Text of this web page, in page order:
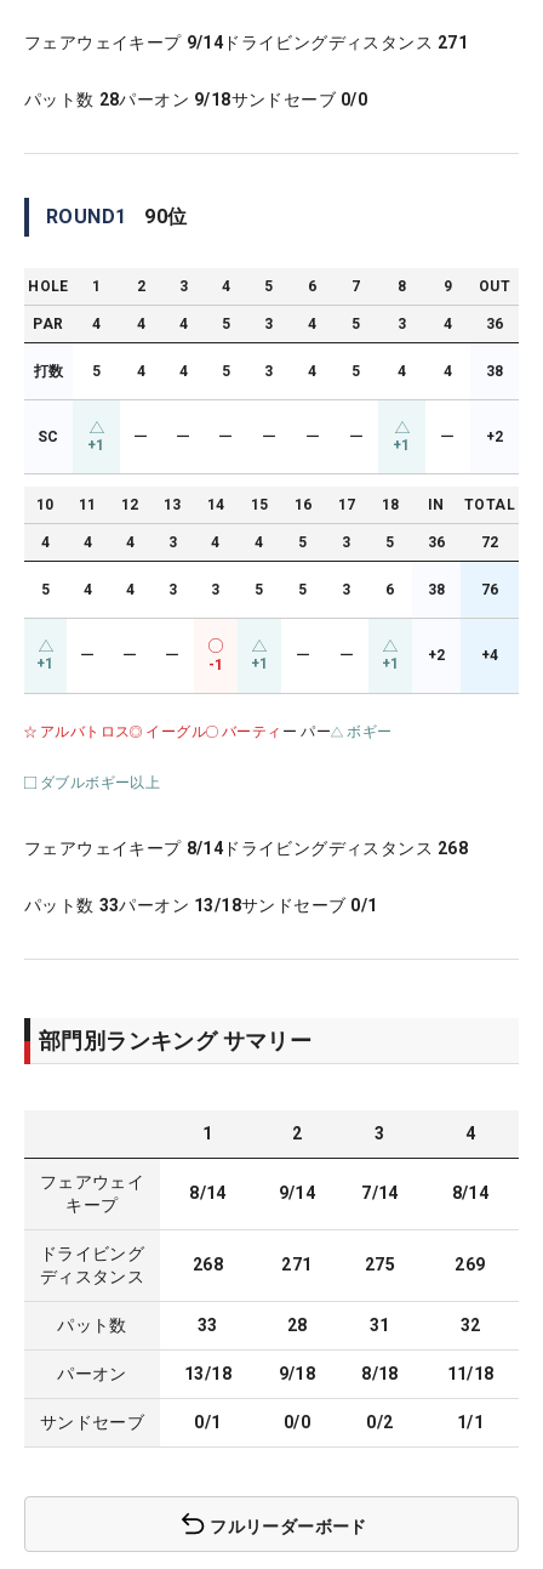
フェアウェイキープ 9/14 ドライビングディスタンス 271
パット数 28パーオン 9/18サンドセーブ 0/0
ROUND1 90位
HOLE 1 2 3 4 5 6 7 8 9 OUT
PAR 4 4 4 5 3 4 5 3 4 36
打数 5 4 4 5 3 4 5 4 4 38
SC +1 ー ー ー ー ー ー +1 ー +2
10 11 12 13 14 15 16 17 18 IN TOTAL
4 4 4 3 4 4 5 3 5 36 72
5 4 4 3 3 5 5 3 6 38 76
+1 ー ー ー
-1 +1 ー ー +1 +2 +4
アルバトロス イーグル バーティ ー パー ボギー
ダブルボギー以上
フェアウェイキープ 8/14 ドライビングディスタンス 268
パット数 33パーオン 13/18サンドセーブ 0/1
部門別ランキング サマリー
1 2 3 4
フェアウェイ
キープ
8/14 9/14 7/14 8/14
ドライビング
ディスタンス
268 271 275 269
パット数 33 28 31 32
パーオン 13/18 9/18 8/18 11/18
サンドセーブ 0/1 0/0 0/2 1/1
フルリーダーボード